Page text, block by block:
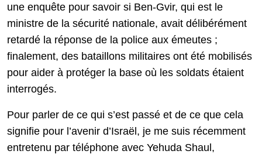
une enquête pour savoir si Ben-Gvir, qui est le
ministre de la sécurité nationale, avait délibérément
retardé la réponse de la police aux émeutes ;
finalement, des bataillons militaires ont été mobilisés
pour aider à protéger la base où les soldats étaient
interrogés.
Pour parler de ce qui s’est passé et de ce que cela
signifie pour l’avenir d’Israël, je me suis récemment
entretenu par téléphone avec Yehuda Shaul,